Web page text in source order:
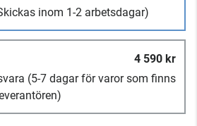
inom 1-2 arbetsdagar)
4 590 kr
(5-7 dagar för varor som finns